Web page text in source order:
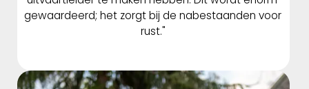
gewaardeerd; het zorgt bij de nabestaanden voor
rust."